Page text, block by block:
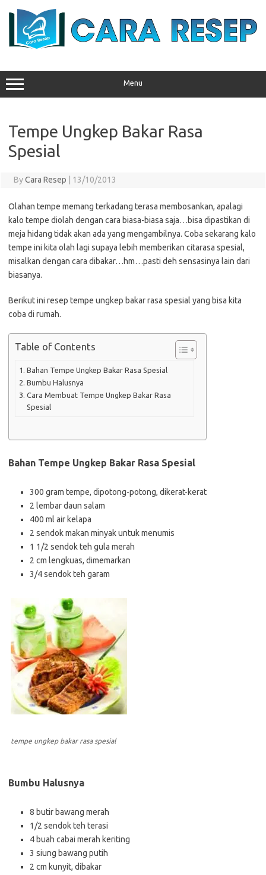
Menu
Tempe Ungkep Bakar Rasa
Spesial
ByCara Resep 13/10/2013
Olahan tempe memang terkadang terasa membosankan, apalagi
kalo tempe diolah dengan cara biasa-biasa saja…bisa dipastikan di
meja hidang tidak akan ada yang mengambilnya. Coba sekarang kalo
tempe ini kita olah lagi supaya lebih memberikan citarasa spesial,
misalkan dengan cara dibakar…hm…pasti deh sensasinya lain dari
biasanya.
Berikut ini resep tempe ungkep bakar rasa spesial yang bisa kita
coba di rumah.
Table of Contents
Bahan Tempe Ungkep Bakar Rasa Spesial
Bumbu Halusnya
Cara Membuat Tempe Ungkep Bakar Rasa
Spesial
Bahan Tempe Ungkep Bakar Rasa Spesial
300 gram tempe, dipotong-potong, dikerat-kerat
2 lembar daun salam
400 ml air kelapa
2 sendok makan minyak untuk menumis
1 1/2 sendok teh gula merah
2 cm lengkuas, dimemarkan
3/4 sendok teh garam
tempe ungkep bakar rasa spesial
Bumbu Halusnya
8 butir bawang merah
1/2 sendok teh terasi
4 buah cabai merah keriting
3 siung bawang putih
2 cm kunyit, dibakar